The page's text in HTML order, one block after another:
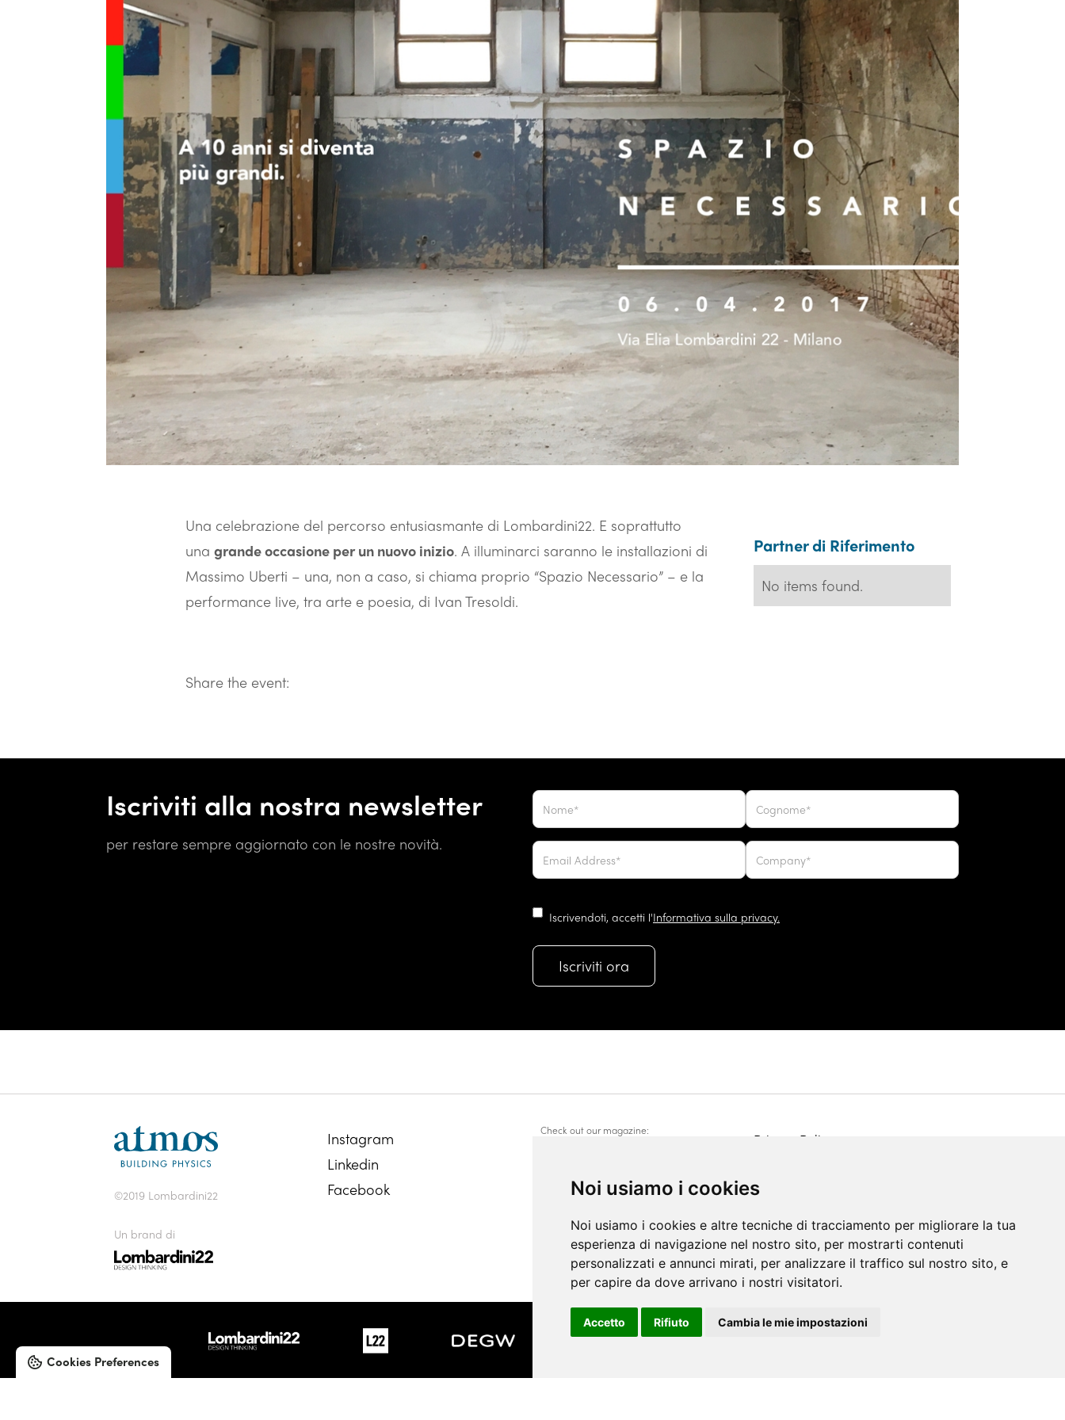
Noi usiamo i cookies
Noi usiamo i cookies e altre tecniche di tracciamento per migliorare la tua
esperienza di navigazione nel nostro sito, per mostrarti contenuti
personalizzati e annunci mirati, per analizzare il traffico sul nostro sito, e
per capire da dove arrivano i nostri visitatori.
Accetto Rifiuto Cambia le mie impostazioni
Una celebrazione del percorso entusiasmante di Lombardini22. E soprattutto
una grande occasione per un nuovo inizio. A illuminarci saranno le installazioni di
Massimo Uberti – una, non a caso, si chiama proprio “Spazio Necessario” – e la
performance live, tra arte e poesia, di Ivan Tresoldi.
Share the event:
Partner di Riferimento
No items found.
Iscriviti alla nostra newsletter
per restare sempre aggiornato con le nostre novità.
Iscrivendoti, accetti l'Informativa sulla privacy.
©2019 Lombardini22
Un brand di
Instagram
Linkedin
Facebook
Check out our magazine:
Privacy Policy
Cookies Preferences